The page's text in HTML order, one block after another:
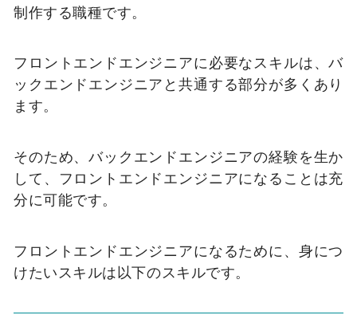
制作する職種です。
フロントエンドエンジニアに必要なスキルは、バ
ックエンドエンジニアと共通する部分が多くあり
ます。
そのため、バックエンドエンジニアの経験を生か
して、フロントエンドエンジニアになることは充
分に可能です。
フロントエンドエンジニアになるために、身につ
けたいスキルは以下のスキルです。